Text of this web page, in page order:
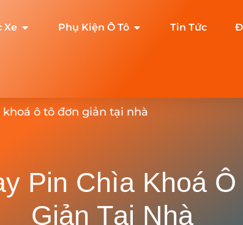
Xe Phụ Kiện Ô Tô Tin Tức
ô tô đơn giản tại nhà
Pin Chìa Khoá
Giản Tại Nhà